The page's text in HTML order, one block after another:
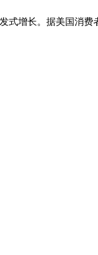
增长。据美国消费